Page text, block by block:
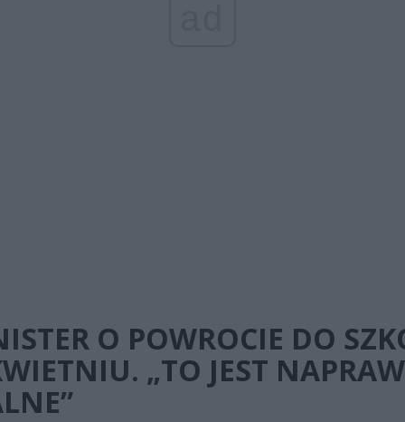
O POWROCIE DO
„TO JEST